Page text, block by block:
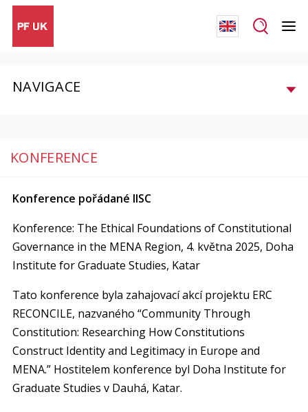
NAVIGACE
KONFERENCE
Konference pořádané IISC
Konference: The Ethical Foundations of Constitutional
Governance in the MENA Region, 4. května 2025, Doha
Institute for Graduate Studies, Katar
Tato konference byla zahajovací akcí projektu ERC
RECONCILE, nazvaného “Community Through
Constitution: Researching How Constitutions
Construct Identity and Legitimacy in Europe and
MENA.” Hostitelem konference byl Doha Institute for
Graduate Studies v Dauhá, Katar.